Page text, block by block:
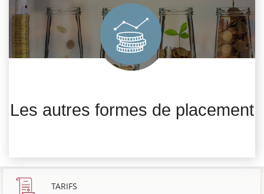
Les autres formes de placement
TARIFS